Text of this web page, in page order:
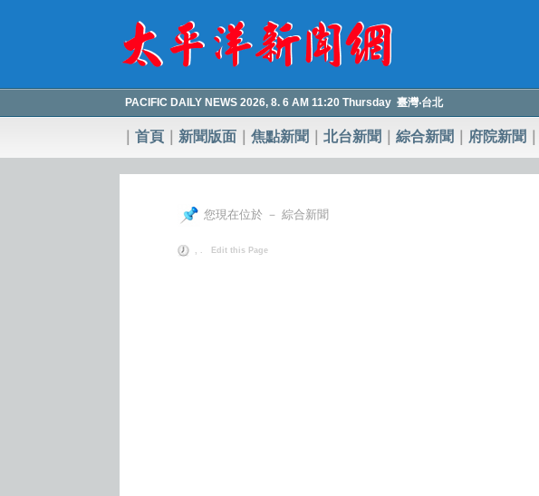
PACIFIC DAILY NEWS 2026, 8. 6 AM 11:20 Thursday 臺灣‧台北
首頁 新聞版面 焦點新聞 北台新聞 綜合新聞 府院新聞
您現在位於 － 綜合新聞
, . Edit this Page